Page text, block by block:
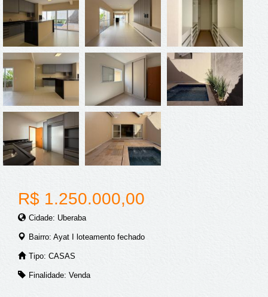
R$ 1.250.000,00
Cidade: Uberaba
Bairro: Ayat I loteamento fechado
Tipo: CASAS
Finalidade: Venda